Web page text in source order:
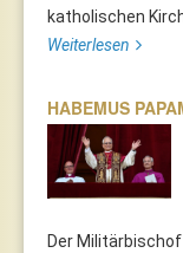
katholischen
Weiterlesen
HABEMUS
Der